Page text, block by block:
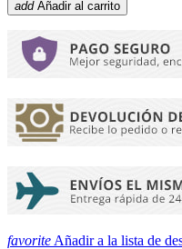
add Añadir al carrito
favorite Añadir a la lista de